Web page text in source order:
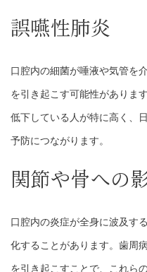
誤嚥性肺炎
口腔内の細菌が唾液や気管を
を引き起こす可能性がありま
低下している人が特に高く、
予防につながります。
関節や骨への
口腔内の炎症が全身に波及す
化することがあります。歯周
を引き起こすことで、これら